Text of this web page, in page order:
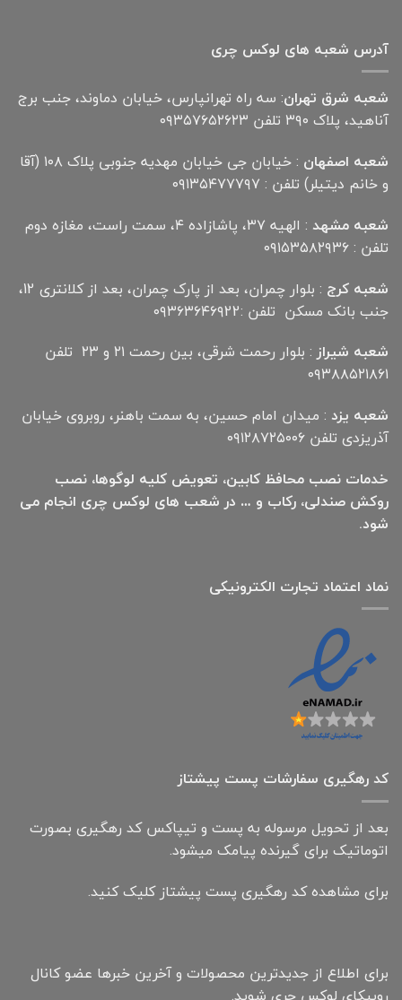
آدرس شعبه های لوکس چری
شعبه شرق تهران: سه راه تهرانپارس، خیابان دماوند، جنب برج
آناهید، پلاک ۳۹۰ تلفن ۰۹۳۵۷۶۵۲۶۲۳
شعبه اصفهان
: خیابان جی خیابان مهدیه جنوبی پلاک ۱۰۸ (آقا
و خانم دیتیلر) تلفن : ۰۹۱۳۵۴۷۷۷۹۷
شعبه مشهد
: الهیه ۳۷، پاشازاده ۴، سمت راست، مغازه دوم
تلفن : ۰۹۱۵۳۵۸۲۹۳۶
شعبه کرج
: بلوار چمران، بعد از پارک چمران، بعد از کلانتری 12،
جنب بانک مسکن تلفن :۰۹۳۶۳۶۴۶۹22
شعبه شیراز
: بلوار رحمت شرقی، بین رحمت ۲۱ و ۲۳ تلفن
۰۹۳۸۸۵۲۱۸۶۱
شعبه یزد : میدان امام حسین، به سمت باهنر، روبروی خیابان
آذریزدی تلفن ۰۹۱۲۸۷۲۵۰۰۶
خدمات نصب محافظ کابین، تعویض کلیه لوگوها، نصب
روکش صندلی، رکاب و … در شعب های لوکس چری انجام می
شود.
نماد اعتماد تجارت الكترونیكی
کد رهگیری سفارشات پست پیشتاز
بعد از تحویل مرسوله به پست و تیپاکس کد رهگیری بصورت
اتوماتیک برای گیرنده پیامک میشود.
برای مشاهده کد رهگیری پست پیشتاز کلیک کنید.
برای اطلاع از جدیدترین محصولات و آخرین خبرها عضو کانال